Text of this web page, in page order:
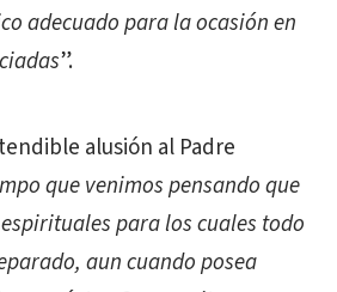
adecuado para la ocasión en
”.
alusión al Padre
que venimos pensando que
para los cuales todo
aun cuando posea